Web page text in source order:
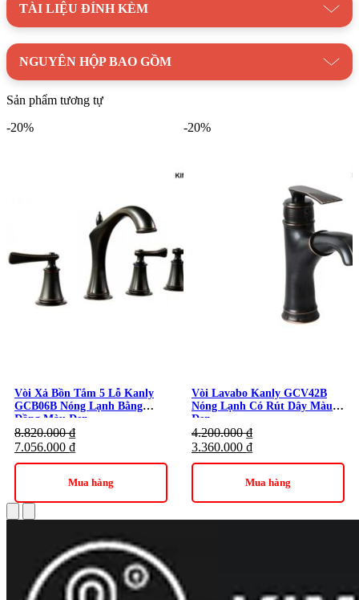
va vướng khi thao tác
Thiết Bị Vệ Sinh Kanly
TÀI LIỆU ĐÍNH KÈM
NGUYÊN HỘP BAO GỒM
Sản phẩm tương tự
-20%
Vòi Xả Bồn Tắm 5 Lỗ Kanly
GCB06B Nóng Lạnh Bằng
Đồng Màu Đen
8.820.000₫
7.056.000 ₫
Mua hàng
-20%
Vòi Lavabo Kanly GCV42B
Nóng Lạnh Có Rút Dây Màu
Đen
4.200.000₫
3.360.000 ₫
Mua hàng